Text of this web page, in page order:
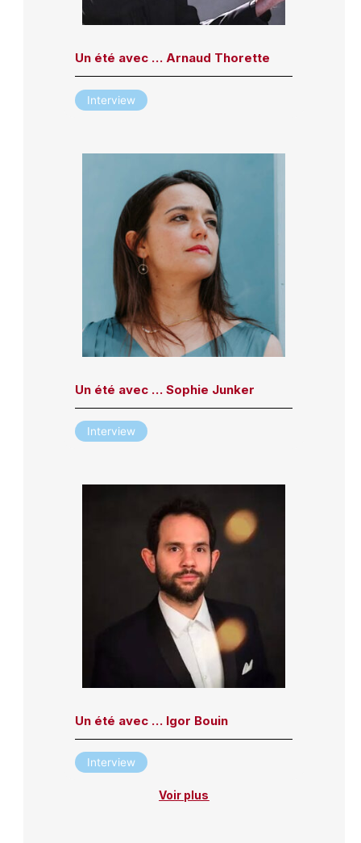
Un été avec … Arnaud Thorette
Interview
Un été avec … Sophie Junker
Interview
Un été avec … Igor Bouin
Interview
Voir plus